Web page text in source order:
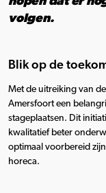
volgen.
Blik op de
Met de uitreiking van
Amersfoort een
stageplaatsen. Dit
kwalitatief beter
optimaal voorbereid
horeca.